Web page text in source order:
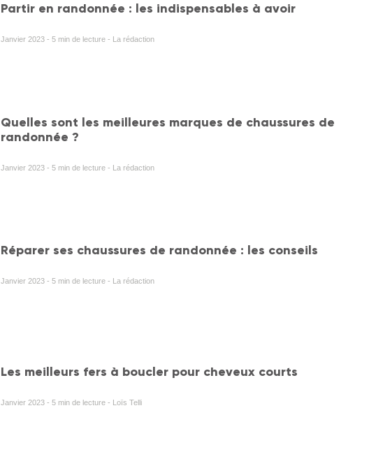
Partir en randonnée : les indispensables à avoir
Janvier 2023 - 5 min de lecture - La rédaction
Quelles sont les meilleures marques de chaussures de
randonnée ?
Janvier 2023 - 5 min de lecture - La rédaction
Réparer ses chaussures de randonnée : les conseils
Janvier 2023 - 5 min de lecture - La rédaction
Les meilleurs fers à boucler pour cheveux courts
Janvier 2023 - 5 min de lecture - Loïs Telli